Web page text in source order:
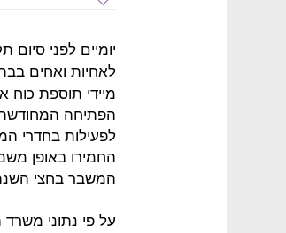
יומיים לפני
לאחיות ואחים
מיידי תוספת כוח
הפתיחה
לפעילות בחדרי
החמירו באופן
המשבר בחצי